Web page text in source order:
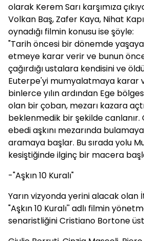
olarak Kerem Sarı karşımıza
Volkan Baş, Zafer Kaya, Nihat
oynadığı filmin konusu ise şöyle:
"Tarih öncesi bir dönemde
etmeye karar verir ve bunun
çağırdığı ustalara kendisini ve
Euterpe'yi mumyalatmaya karar
binlerce yılın ardından Ege
olan bir çoban, mezarı kazara
beklenmedik bir şekilde canlanır.
ebedi aşkını mezarında
aramaya başlar. Bu sırada yolu
kesiştiğinde ilginç bir macera
-"Aşkın 10 Kuralı"
Yarın vizyonda yerini alacak olan
"Aşkın 10 Kuralı'' adlı filmin
senaristliğini Cristiano Bortone